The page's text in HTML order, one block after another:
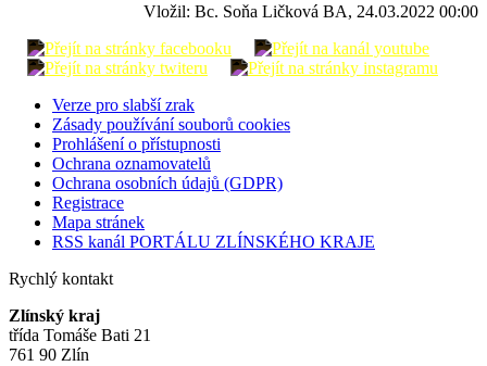
Vložil: Bc. Soňa Ličková BA, 24.03.2022 00:00
Verze pro slabší zrak
Zásady používání souborů cookies
Prohlášení o přístupnosti
Ochrana oznamovatelů
Ochrana osobních údajů (GDPR)
Registrace
Mapa stránek
RSS kanál PORTÁLU ZLÍNSKÉHO KRAJE
Rychlý kontakt
Zlínský kraj
třída Tomáše Bati 21
761 90 Zlín